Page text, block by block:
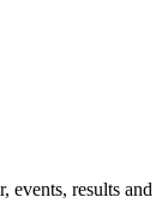
events, results